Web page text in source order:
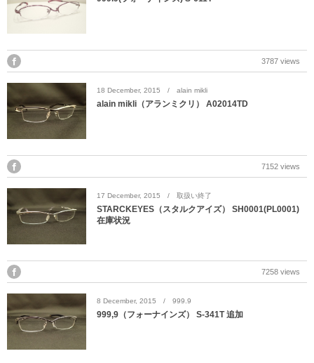
3787 views
18 December, 2015 alain mikli
alain mikli（アランミクリ） A02014TD
7152 views
17 December, 2015 取扱い終了
STARCKEYES（スタルクアイズ） SH0001(PL0001)
在庫状況
7258 views
8 December, 2015 999.9
999,9（フォーナインズ） S-341T 追加